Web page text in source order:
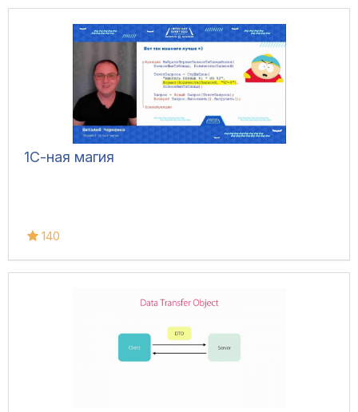
1С-ная магия
140